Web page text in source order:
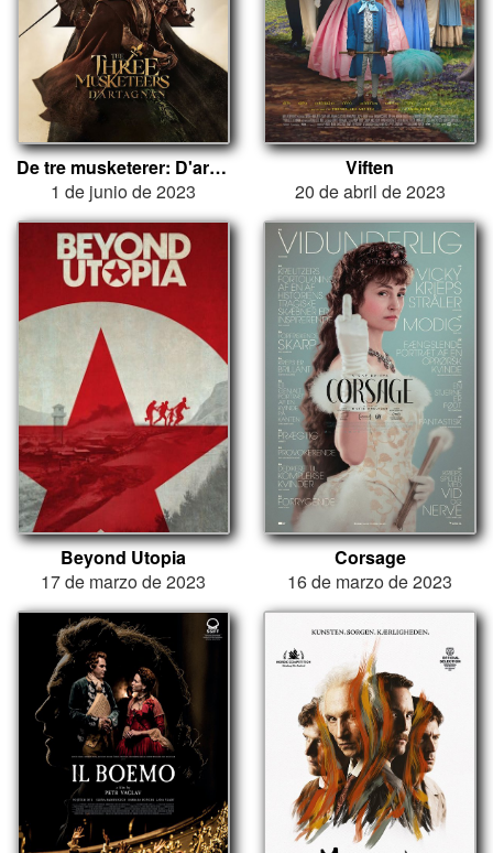
De tre musketerer: D'artagnan
1 de junio de 2023
Viften
20 de abril de 2023
Beyond Utopia
17 de marzo de 2023
Corsage
16 de marzo de 2023